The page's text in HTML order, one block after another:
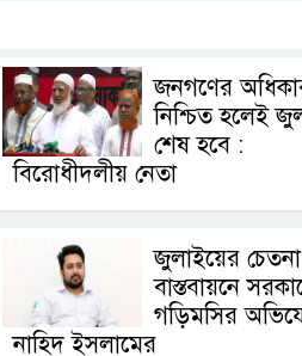
জনগণের
নিশ্চিত হলেই
শেষ হবে :
বিরোধীদলীয় নেতা
জুলাইয়ের চেতনা
বাস্তবায়নে
গড়িমসির
নাহিদ ইসলামের